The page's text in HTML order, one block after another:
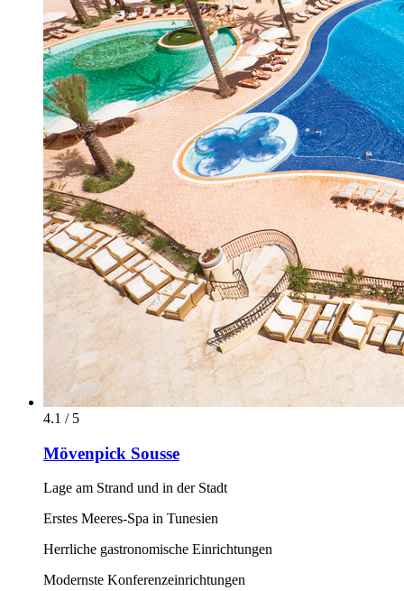
4.1 / 5
Mövenpick Sousse
Lage am Strand und in der Stadt
Erstes Meeres-Spa in Tunesien
Herrliche gastronomische Einrichtungen
Modernste Konferenzeinrichtungen